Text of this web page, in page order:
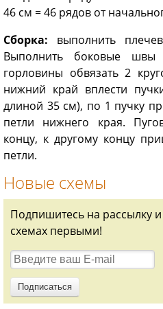
46 см = 46 рядов от
Сборка: выполнить
Выполнить боковые
горловины обвязать 2
нижний край вплести
длиной 35 см), по 1 пучку
петли нижнего края.
концу, к другому концу
петли.
Новые схемы
Подпишитесь на рассылку
схемах первыми!